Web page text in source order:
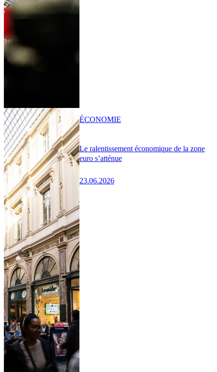
Le ralentissement économique de la zone
euro s’atténue
23.06.2026
ÉCONOMIE